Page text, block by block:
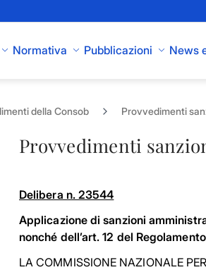
Normativa Pubblicazioni News
della Consob Provvedimenti
Provvedimenti
Delibera n. 23544
Applicazione di sanzioni
nonché dell’art. 12 del
LA COMMISSIONE NAZIONALE